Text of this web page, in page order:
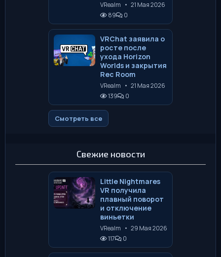
VRealm • 21 Мая 2026
89
0
VRChat заявила о
росте после
ухода Horizon
Worlds и закрытия
Rec Room
VRealm • 21 Мая 2026
139
0
Смотреть все
Свежие новости
Little Nightmares
VR получила
плавный поворот
и отключение
виньетки
VRealm • 29 Мая 2026
117
0